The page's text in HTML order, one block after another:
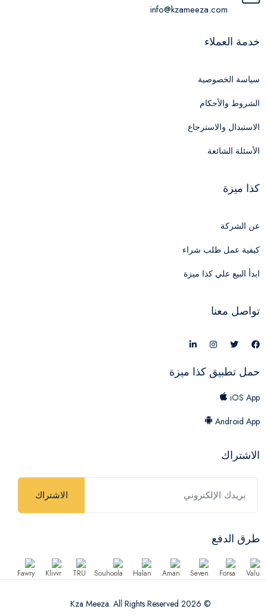
info@kzameeza.com
خدمة العملاء
سياسة الخصوصية
الشروط والأحكام
الاستبدال والاسترجاع
الأسئلة الشائعة
كذا ميزة
عن الشركة
كيفية عمل طلب شراء
ابدأ البيع علي كذا ميزة
تواصل معنا
حمل تطبيق كذا ميزة
iOS App
Android App
الاشتراك
الاشتراك
طرق الدفع
© 2026 Kza Meeza. All Rights Reserved